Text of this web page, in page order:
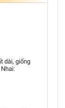
dài, giống